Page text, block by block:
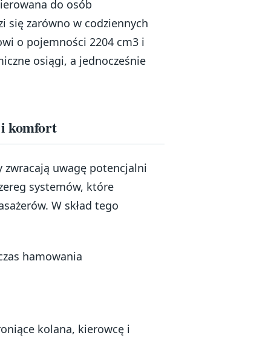
do osób
się zarówno w codziennych
o pojemności 2204 cm3 i
osiągi, a jednocześnie
i komfort
uwagę potencjalni
systemów, które
W skład tego
hamowania
kolana, kierowcę i